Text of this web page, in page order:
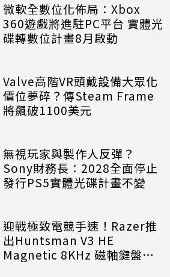
微軟全數位化佈局：Xbox
360遊戲將進駐PC平台 實體光
碟轉數位計畫8月啟動
Valve高階VR頭戴設備大眾化
價位夢碎？傳Steam Frame
將飆破1100美元
無視玩家與製作人反彈？
Sony財務長：2028全面停止
發行PS5實體光碟計畫不變
迎戰極致電競手速！Razer推
出Huntsman V3 HE
Magnetic 8KHz 磁軸鍵盤效